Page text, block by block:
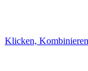
Klicken,